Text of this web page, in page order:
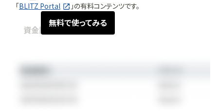
「BLITZ Portal 」の有料コンテンツです。
無料で使ってみる
資金調達情報